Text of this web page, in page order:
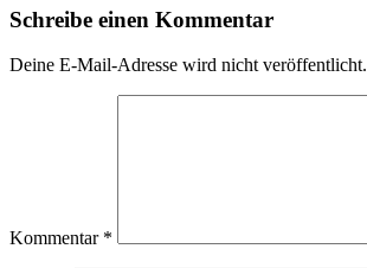
Schreibe einen Kommentar
Deine E-Mail-Adresse wird nicht veröffentlicht.
Kommentar *